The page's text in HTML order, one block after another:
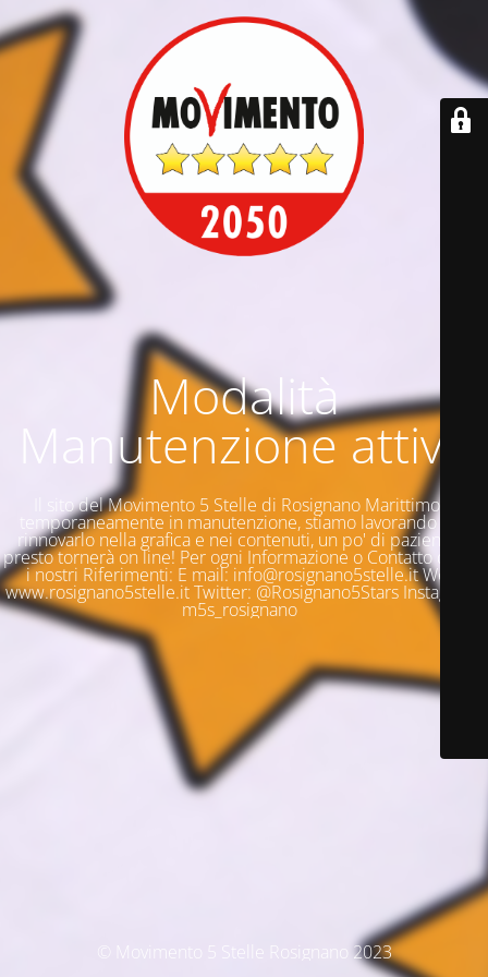
Modalità
Manutenzione attiva
Il sito del Movimento 5 Stelle di Rosignano Marittimo è
temporaneamente in manutenzione, stiamo lavorando per
rinnovarlo nella grafica e nei contenuti, un po' di pazienza e
presto tornerà on line! Per ogni Informazione o Contatto questi
i nostri Riferimenti: E mail: info@rosignano5stelle.it Web:
www.rosignano5stelle.it Twitter: @Rosignano5Stars Instagram:
m5s_rosignano
© Movimento 5 Stelle Rosignano 2023